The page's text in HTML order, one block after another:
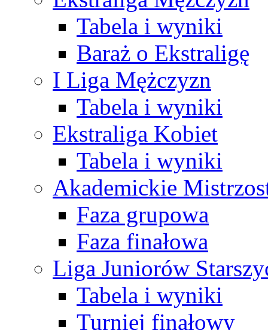
Tabela i wyniki
Baraż o Ekstraligę
I Liga Mężczyzn
Tabela i wyniki
Ekstraliga Kobiet
Tabela i wyniki
Akademickie
Faza grupowa
Faza finałowa
Liga Juniorów
Tabela i wyniki
Turniej finałowy